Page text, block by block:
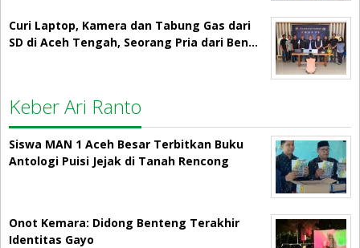
Curi Laptop, Kamera dan Tabung Gas dari
SD di Aceh Tengah, Seorang Pria dari Ben…
Keber Ari Ranto
Siswa MAN 1 Aceh Besar Terbitkan Buku
Antologi Puisi Jejak di Tanah Rencong
Onot Kemara: Didong Benteng Terakhir
Identitas Gayo